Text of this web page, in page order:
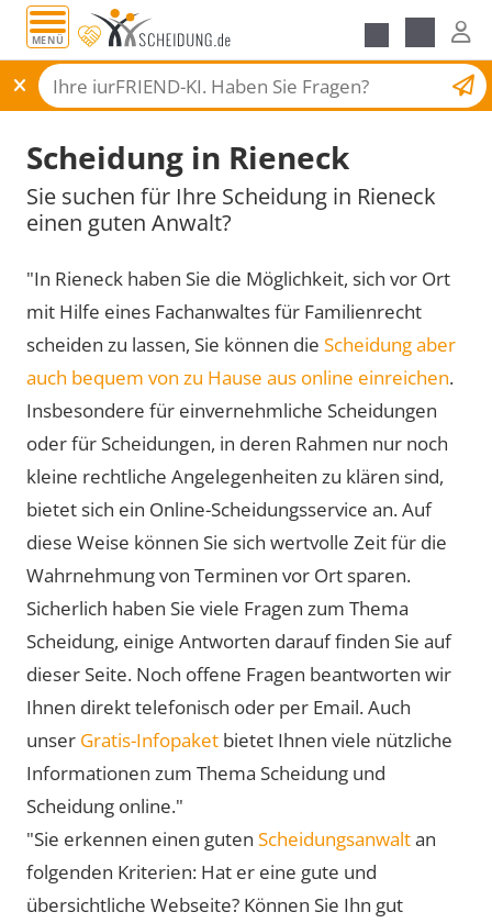
MENÜ
Scheidungsantrag
Scheidung in Rieneck
Sie suchen für Ihre Scheidung in Rieneck
einen guten Anwalt?
"In Rieneck haben Sie die Möglichkeit, sich vor Ort
mit Hilfe eines Fachanwaltes für Familienrecht
scheiden zu lassen, Sie können die Scheidung aber
auch bequem von zu Hause aus online einreichen.
Insbesondere für einvernehmliche Scheidungen
oder für Scheidungen, in deren Rahmen nur noch
kleine rechtliche Angelegenheiten zu klären sind,
bietet sich ein Online-Scheidungsservice an. Auf
diese Weise können Sie sich wertvolle Zeit für die
Wahrnehmung von Terminen vor Ort sparen.
Sicherlich haben Sie viele Fragen zum Thema
Scheidung, einige Antworten darauf finden Sie auf
dieser Seite. Noch offene Fragen beantworten wir
Ihnen direkt telefonisch oder per Email. Auch
unser Gratis-Infopaket bietet Ihnen viele nützliche
Informationen zum Thema Scheidung und
Scheidung online."
"Sie erkennen einen guten Scheidungsanwaltan
folgenden Kriterien: Hat er eine gute und
übersichtliche Webseite? Können Sie Ihn gut